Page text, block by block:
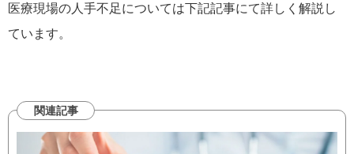
医療現場の人手不足については下記記事にて詳しく解説し
ています。
関連記事